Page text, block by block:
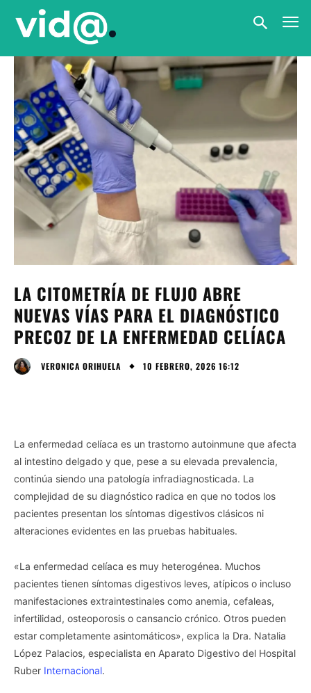
LA CITOMETRÍA DE FLUJO ABRE
NUEVAS VÍAS PARA EL DIAGNÓSTICO
PRECOZ DE LA ENFERMEDAD CELÍACA
VERONICA ORIHUELA 10 FEBRERO, 2026 16:12
La enfermedad celíaca es un trastorno autoinmune que afecta
al intestino delgado y que, pese a su elevada prevalencia,
continúa siendo una patología infradiagnosticada. La
complejidad de su diagnóstico radica en que no todos los
pacientes presentan los síntomas digestivos clásicos ni
alteraciones evidentes en las pruebas habituales.
«La enfermedad celíaca es muy heterogénea. Muchos
pacientes tienen síntomas digestivos leves, atípicos o incluso
manifestaciones extraintestinales como anemia, cefaleas,
infertilidad, osteoporosis o cansancio crónico. Otros pueden
estar completamente asintomáticos», explica la Dra. Natalia
López Palacios, especialista en Aparato Digestivo del Hospital
Ruber Internacional.